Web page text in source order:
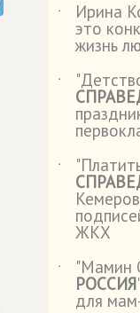
˙ Ирина
это
жизнь
˙
˙
ЖКХ
˙
"Мамин
РОССИЯ
для